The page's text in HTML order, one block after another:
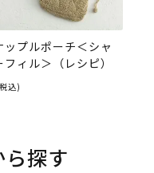
ップルポーチ＜シャ
フィル＞（レシピ）
込)
探す